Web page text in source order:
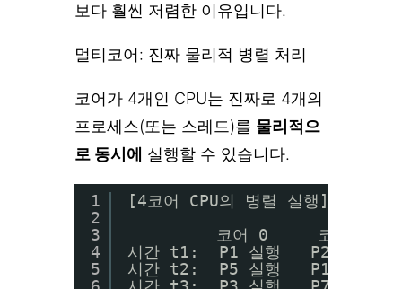
보다 훨씬 저렴한 이유입니다.
멀티코어: 진짜 물리적 병렬 처리
코어가 4개인 CPU는 진짜로 4개의
프로세스(또는 스레드)를 물리적으
로 동시에 실행할 수 있습니다.
1
2
3
4
5
[4코어 CPU의 병렬 실행]
코어 0     코어 1
시간 t1:  P1 실행   P2 실행
시간 t2:  P5 실행   P1 실행